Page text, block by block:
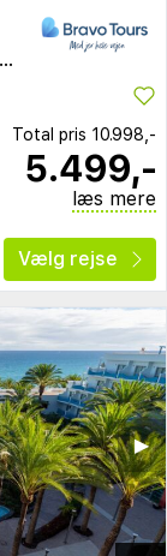
Total pris 10.998,-
5.499,-
læs mere
Vælg rejse
▶︎